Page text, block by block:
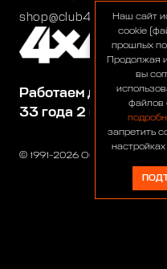
© 1991-2026 ООО «Сервис 4х4»
Работаем для вас:
33 года 2 месяца 22
shop@club4x4.ruНаш сайт
cookie
прошлых
Продолжая
вы
файлов
запретить